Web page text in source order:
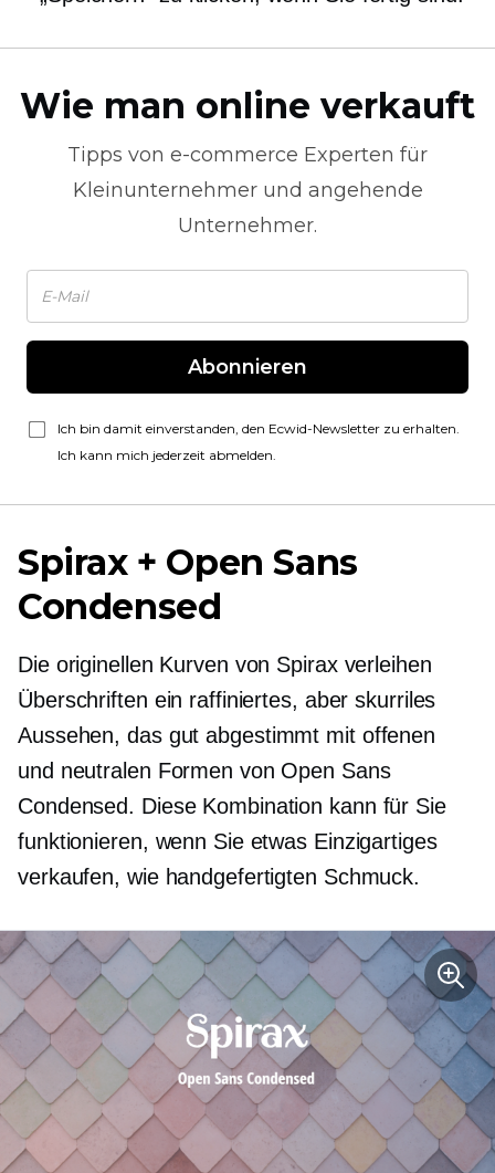
Wie man online verkauft
Tipps von e-commerce Experten für
Kleinunternehmer und angehende
Unternehmer.
Abonnieren
Ich bin damit einverstanden, den Ecwid-Newsletter zu erhalten.
Ich kann mich jederzeit abmelden.
Spirax + Open Sans
Condensed
Die originellen Kurven von Spirax verleihen
Überschriften ein raffiniertes, aber skurriles
Aussehen, das gut abgestimmt mit offenen
und neutralen Formen von Open Sans
Condensed. Diese Kombination kann für Sie
funktionieren, wenn Sie etwas Einzigartiges
verkaufen, wie handgefertigten Schmuck.